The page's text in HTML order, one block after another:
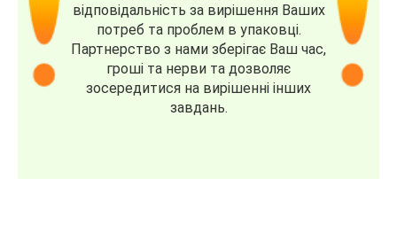
відповідальність за вирішення Ваших
потреб та проблем в упаковці.
Партнерство з нами зберігає Ваш час,
гроші та нерви та дозволяє
зосередитися на вирішенні інших
завдань.